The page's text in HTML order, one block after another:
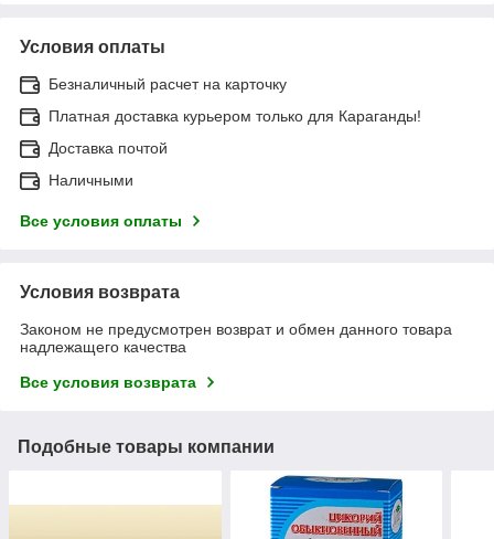
Условия оплаты
Безналичный расчет на карточку
Платная доставка курьером только для Караганды!
Доставка почтой
Наличными
Все условия оплаты
Условия возврата
Законом не предусмотрен возврат и обмен данного товара
надлежащего качества
Все условия возврата
Подобные товары компании